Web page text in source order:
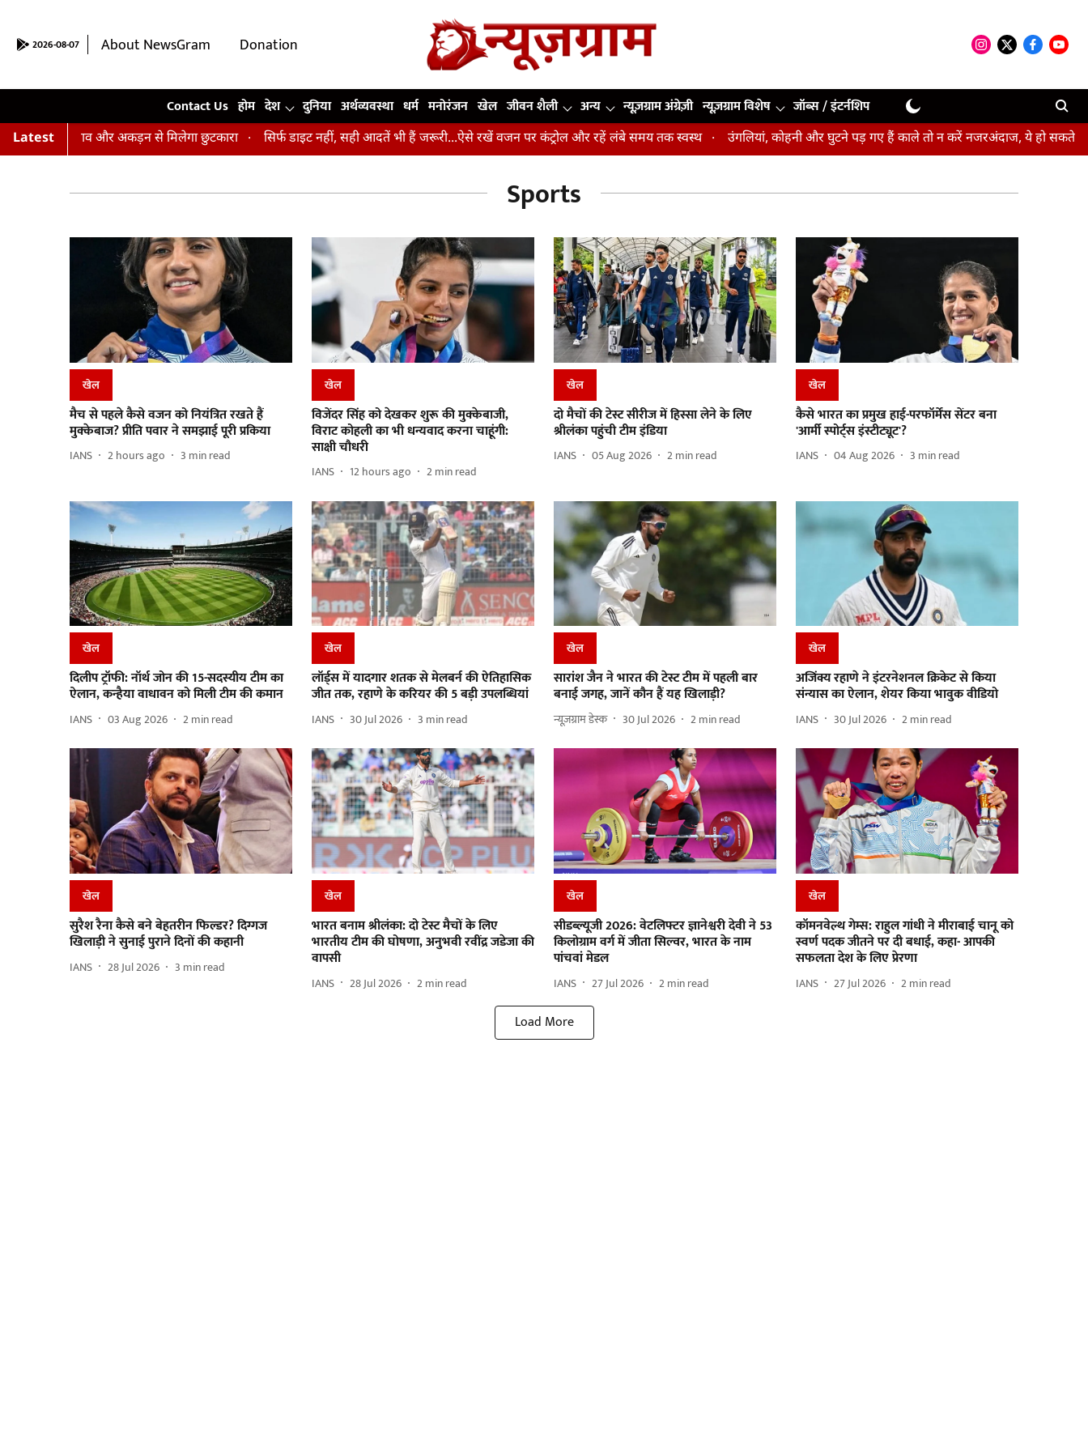
2026-08-07 About NewsGram
Donation
Contact Us होम देश दुनिया अर्थव्यवस्था धर्म मनोरंजन खेल जीवन शैली अन्य न्यूज़ग्राम अंग्रेज़ी न्यूज़ग्राम विशेष जॉब्स / इंटर्नशिप
Latestतनाव और अकड़न से मिलेगा छुटकारा सिर्फ डाइट नहीं, सही आदतें भी हैं जरूरी...ऐसे रखें वजन पर कंट्रोल और रहें लंबे समय तक स्वस्थ उंगलियां, कोहनी और घुटने पड़ गए हैं काले तो न करें नजरअंदाज, ये हो सकते हैं
Sports
खेल
मैच से पहले कैसे वजन को नियंत्रित रखते हैं
मुक्केबाज? प्रीति पवार ने समझाई पूरी प्रकिया
IANS 2 hours ago 3 min read
खेल
विजेंदर सिंह को देखकर शुरू की मुक्केबाजी,
विराट कोहली का भी धन्यवाद करना चाहूंगी:
साक्षी चौधरी
IANS 12 hours ago 2min read
खेल
दो मैचों की टेस्ट सीरीज में हिस्सा लेने के लिए
श्रीलंका पहुंची टीम इंडिया
IANS 05 Aug 2026 2min read
खेल
कैसे भारत का प्रमुख हाई-परफॉर्मेंस सेंटर बना
'आर्मी स्पोर्ट्स इंस्टीट्यूट'?
IANS 04 Aug 2026 3 min read
खेल
दिलीप ट्रॉफी: नॉर्थ जोन की 15-सदस्यीय टीम का
ऐलान, कन्हैया वाधावन को मिली टीम की कमान
IANS 03 Aug 2026 2min read
खेल
लॉर्ड्स में यादगार शतक से मेलबर्न की ऐतिहासिक
जीत तक, रहाणे के करियर की 5 बड़ी उपलब्धियां
IANS 30 Jul 2026 3 min read
खेल
सारांश जैन ने भारत की टेस्ट टीम में पहली बार
बनाई जगह, जानें कौन हैं यह खिलाड़ी?
न्यूज़ग्राम डेस्क 30 Jul 2026 2min read
खेल
अजिंक्य रहाणे ने इंटरनेशनल क्रिकेट से किया
संन्यास का ऐलान, शेयर किया भावुक वीडियो
IANS 30 Jul 2026 2min read
खेल
सुरैश रैना कैसे बने बेहतरीन फिल्डर? दिग्गज
खिलाड़ी ने सुनाई पुराने दिनों की कहानी
IANS 28 Jul 2026 3 min read
खेल
भारत बनाम श्रीलंका: दो टेस्ट मैचों के लिए
भारतीय टीम की घोषणा, अनुभवी रवींद्र जडेजा की
वापसी
IANS 28 Jul 2026 2min read
खेल
सीडब्ल्यूजी 2026: वेटलिफ्टर ज्ञानेश्वरी देवी ने 53
किलोग्राम वर्ग में जीता सिल्वर, भारत के नाम
पांचवां मेडल
IANS 27 Jul 2026 2min read
खेल
कॉमनवेल्थ गेम्स: राहुल गांधी ने मीराबाई चानू को
स्वर्ण पदक जीतने पर दी बधाई, कहा- आपकी
सफलता देश के लिए प्रेरणा
IANS 27 Jul 2026 2min read
Load More